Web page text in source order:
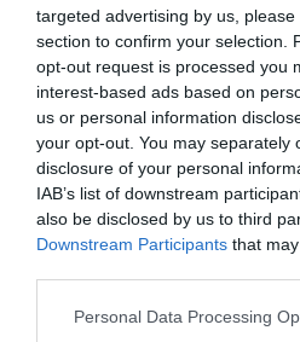
targeted advertising by us,
section to confirm your selection.
opt-out request is processed you
interest-based ads based on
us or personal information
your opt-out. You may separately
disclosure of your personal
IAB’s list of downstream
also be disclosed by us to third
Downstream Participants that
Personal Data Processing
καρτ ποστάλ και σίγουρα
ξεθωριασμένες φωτογραφίες
διακοπές
. Από εκείνα τα
γέμιζε τα καλοκαίρια από
ποδοβολητά και μητέρες που
πιτσιρικάδες, στο ξεκίνημα
τους…
δεκαετίας του 1980, με τις